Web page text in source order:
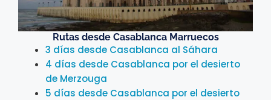
Rutas desde Casablanca Marruecos
3 días desde Casablanca al Sáhara
4 días desde Casablanca por el desierto
de Merzouga
5 días desde Casablanca por el desierto